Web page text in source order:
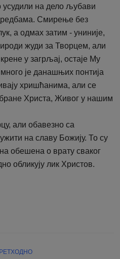
усудили на дело љубави
Смирење без
а одмах затим - униније,
жуди за Творцем, али
у загрљај, остаје Му
је данашњих понтија
хришћанима, али се
Христа, Живог у нашим
али обавезно са
на славу Божију. То су
обешена о врату сваког
обликују лик Христов.